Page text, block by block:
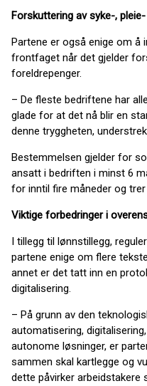
Forskuttering av syke-,
Partene er også enige om å
frontfaget når det gjelder
foreldrepenger.
– De fleste bedriftene har
glade for at det nå blir en
denne tryggheten,
Bestemmelsen gjelder for
ansatt i bedriften i minst 6
for inntil fire måneder og
Viktige forbedringer i
I tillegg til lønnstillegg,
partene enige om flere
annet er det tatt inn en
digitalisering.
– På grunn av den
automatisering,
autonome løsninger, er
sammen skal kartlegge og
dette påvirker